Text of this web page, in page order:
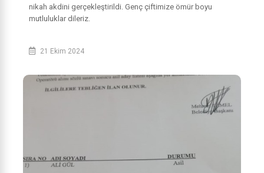
nikah akdini gerçekleştirildi. Genç çiftimize ömür boyu
mutluluklar dileriz.
21 Ekim 2024